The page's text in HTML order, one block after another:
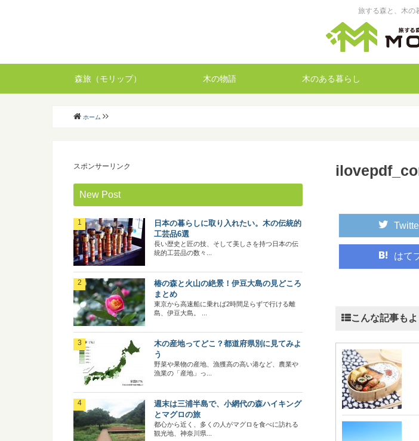
旅する森と、木の
森旅（モリップ） 木の物語 木のある暮らし
ホーム
はて
こんな記事も
スポンサーリンク
New Post
日本の暮らしに取り入れたい。木の伝統的
工芸品6選
長い歴史と匠の技、そして美しさを持つ日本の伝
統的工芸品の数々...
椿の森と火山の絶景！伊豆大島の見どころ
まとめ
東京から高速船に乗れば2時間足らずで行ける離
島、伊豆大島。 ...
木の産地ってどこ？都道府県別に見てみよ
う
野菜や果物の産地、漁獲高の高い港など、農業や
漁業の「産地」っ...
週末は三浦半島で、小網代の森ハイキング
とマグロの旅
都心から近く、多くの人がマグロを食べに訪れる
観光地、神奈川県...